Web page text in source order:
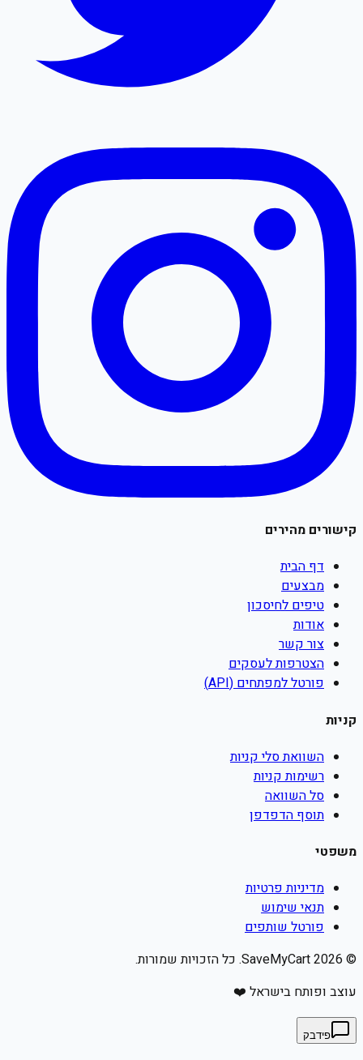
קישורים מהירים
דף הבית
מבצעים
טיפים לחיסכון
אודות
צור קשר
הצטרפות לעסקים
פורטל למפתחים (API)
קניות
השוואת סלי קניות
רשימות קניות
סל השוואה
תוסף הדפדפן
משפטי
מדיניות פרטיות
תנאי שימוש
פורטל שותפים
©
2026
עוצב ופותח בישראל ❤️
פידבק